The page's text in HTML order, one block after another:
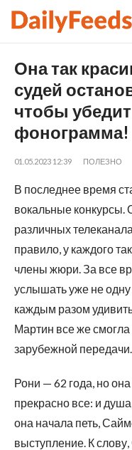
Она так
судей
чтобы
фонограмма!
01.05.2023 12:39 ПОЛЕЗНО
В последнее время
вокальные конкурсы.
различных
правило, у каждого
члены жюри. За все
услышать уже не одну
каждым разом
Мартин все же смогла
зарубежной передачи.
Рони — 62 года, но
прекрасно все: и
она начала петь,
выступление. К